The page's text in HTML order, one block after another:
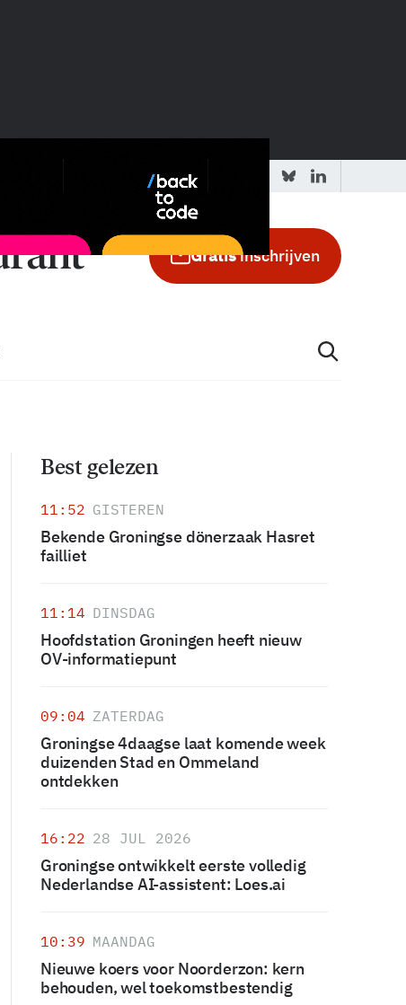
Adverteren in de GIC
Gratisinschrijven
Best gelezen
11:52 GISTEREN
Bekende Groningse dönerzaak Hasret
failliet
11:14 DINSDAG
Hoofdstation Groningen heeft nieuw
OV-informatiepunt
09:04 ZATERDAG
Groningse 4daagse laat komende week
duizenden Stad en Ommeland
ontdekken
16:22 28 JUL 2026
Groningse ontwikkelt eerste volledig
Nederlandse AI-assistent: Loes.ai
10:39 MAANDAG
Nieuwe koers voor Noorderzon: kern
behouden, wel toekomstbestendig